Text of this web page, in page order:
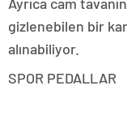
gizlenebilen bir
alınabiliyor.
SPOR PEDALLAR